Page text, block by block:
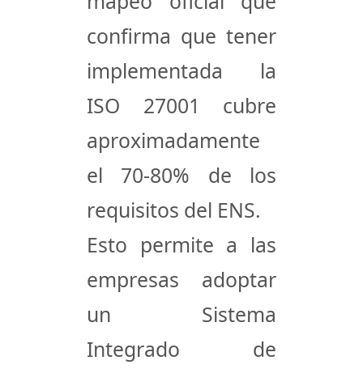
confirma que tener
implementada la
ISO 27001 cubre
aproximadamente
el 70-80% de los
requisitos del ENS.
Esto permite a las
empresas adoptar
un Sistema
Integrado de